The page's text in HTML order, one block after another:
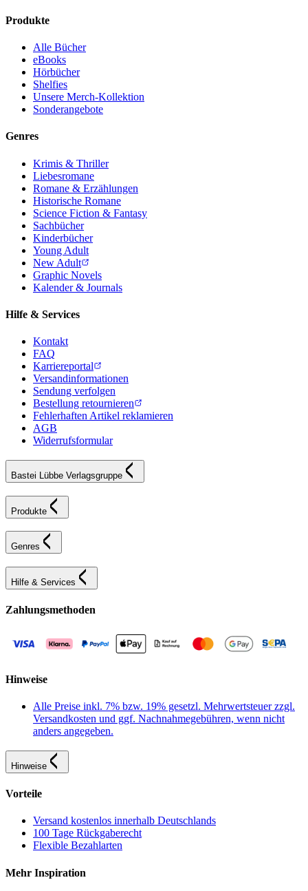
Produkte
Alle Bücher
eBooks
Hörbücher
Shelfies
Unsere Merch-Kollektion
Sonderangebote
Genres
Krimis & Thriller
Liebesromane
Romane & Erzählungen
Historische Romane
Science Fiction & Fantasy
Sachbücher
Kinderbücher
Young Adult
New Adult
Graphic Novels
Kalender & Journals
Hilfe & Services
Kontakt
FAQ
Karriereportal
Versandinformationen
Sendung verfolgen
Bestellung retournieren
Fehlerhaften Artikel reklamieren
AGB
Widerrufsformular
Bastei Lübbe Verlagsgruppe
Produkte
Genres
Hilfe & Services
Zahlungsmethoden
Hinweise
Alle Preise inkl. 7% bzw. 19% gesetzl. Mehrwertsteuer zzgl.
Versandkosten und ggf. Nachnahmegebühren, wenn nicht
anders angegeben.
Hinweise
Vorteile
Versand kostenlos innerhalb Deutschlands
100 Tage Rückgaberecht
Flexible Bezahlarten
Mehr Inspiration